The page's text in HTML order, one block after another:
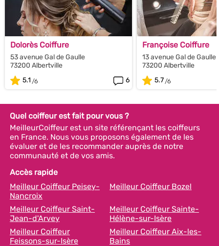
Dolorès Coiffure
53 avenue Gal de Gaulle
73200 Albertville
5.1
6
Françoise Coiffure
13 avenue Gal de Gaulle
73200 Albertville
5.7
Quel coiffeur est fait pour vous ?
MeilleurCoiffeur est un site référençant les coiffeurs
en France. Nous vous proposons également de les
évaluer et de les recommander auprès de notre
communauté et de vos amis.
Accès rapide
Meilleur Coiffeur Peisey-
Nancroix
Meilleur Coiffeur Bozel
Meilleur Coiffeur Saint-
Jean-d'Arvey
Meilleur Coiffeur Sainte-
Hélène-sur-Isère
Meilleur Coiffeur
Feissons-sur-Isère
Meilleur Coiffeur Aix-les-
Bains